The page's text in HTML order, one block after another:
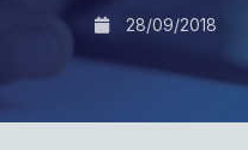
28/09/2018